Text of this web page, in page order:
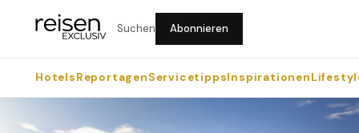
Suchen Abonnieren
HotelsReportagenServicetippsInspirationen